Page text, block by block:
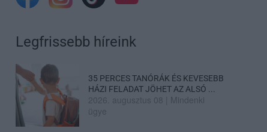
Legfrissebb híreink
35 PERCES TANÓRÁK ÉS KEVESEBB
HÁZI FELADAT JÖHET AZ ALSÓ ...
2026. augusztus 08
Mindenki
ügye